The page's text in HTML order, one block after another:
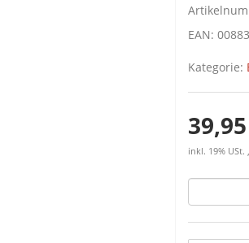
EAN:
Kategorie:
inkl. 19% USt.